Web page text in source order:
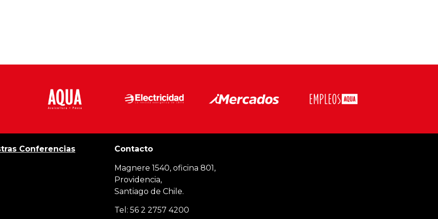
Conferencias Contacto
Magnere 1540, oficina 801,
Providencia,
Santiago de Chile.
Tel: 56 2 2757 4200